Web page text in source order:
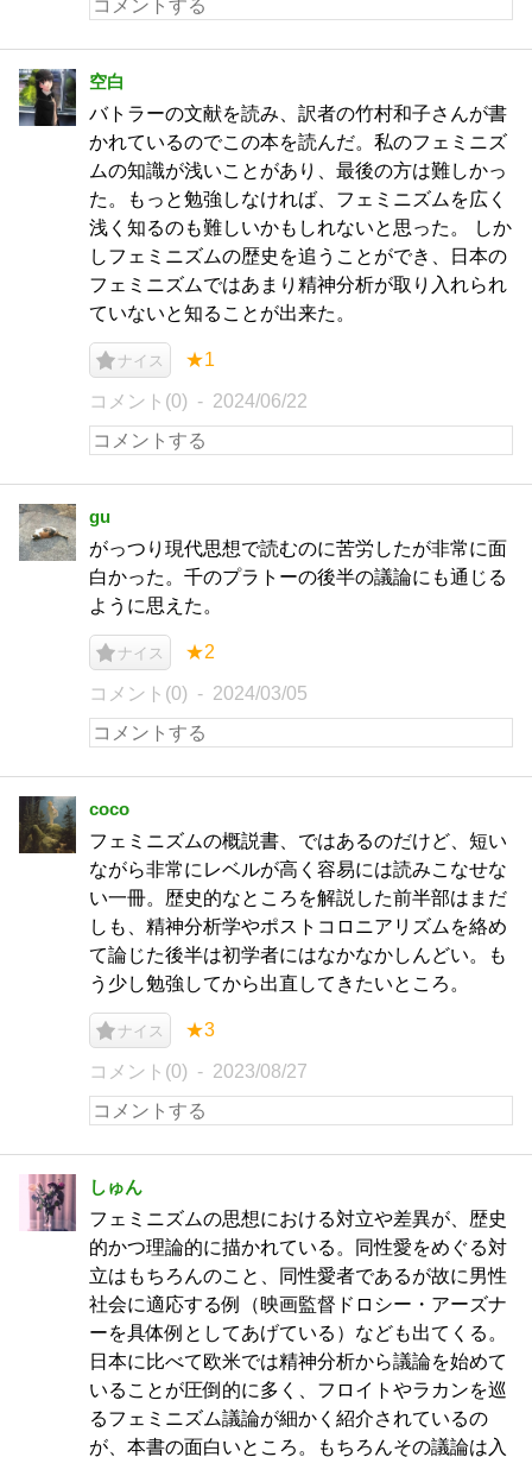
空白
バトラーの文献を読み、訳者の竹村和子さんが書
かれているのでこの本を読んだ。私のフェミニズ
ムの知識が浅いことがあり、最後の方は難しかっ
た。もっと勉強しなければ、フェミニズムを広く
浅く知るのも難しいかもしれないと思った。 しか
しフェミニズムの歴史を追うことができ、日本の
フェミニズムではあまり精神分析が取り入れられ
ていないと知ることが出来た。
ナイス ★1
コメント(0) 2024/06/22
gu
がっつり現代思想で読むのに苦労したが非常に面
白かった。千のプラトーの後半の議論にも通じる
ように思えた。
ナイス ★2
コメント(0) 2024/03/05
coco
フェミニズムの概説書、ではあるのだけど、短い
ながら非常にレベルが高く容易には読みこなせな
い一冊。歴史的なところを解説した前半部はまだ
しも、精神分析学やポストコロニアリズムを絡め
て論じた後半は初学者にはなかなかしんどい。も
う少し勉強してから出直してきたいところ。
ナイス ★3
コメント(0) 2023/08/27
しゅん
フェミニズムの思想における対立や差異が、歴史
的かつ理論的に描かれている。同性愛をめぐる対
立はもちろんのこと、同性愛者であるが故に男性
社会に適応する例（映画監督ドロシー・アーズナ
ーを具体例としてあげている）なども出てくる。
日本に比べて欧米では精神分析から議論を始めて
いることが圧倒的に多く、フロイトやラカンを巡
るフェミニズム議論が細かく紹介されているの
が、本書の面白いところ。もちろんその議論は入